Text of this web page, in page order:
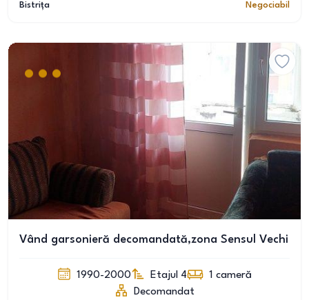
Bistrița
Negociabil
Vând garsonieră decomandată,zona Sensul Vechi
1990-2000 Etajul 4 1 cameră
Decomandat